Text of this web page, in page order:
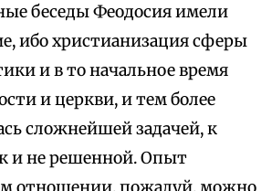
беседы Феодосия имели
ибо христианизация сферы
и в то начальное время
и церкви, и тем более
сложнейшей задачей, к
и не решенной. Опыт